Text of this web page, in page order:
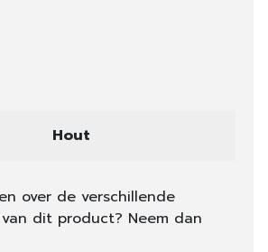
Hout
over de verschillende
dit product? Neem dan